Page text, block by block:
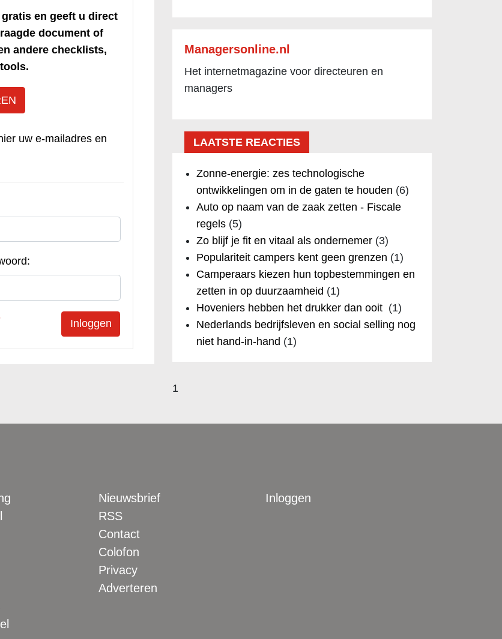
en geeft u direct
document of
andere checklists,
uw e-mailadres en
Managersonline.nl
Het internetmagazine voor directeuren en
managers
LAATSTE REACTIES
Zonne-energie: zes technologische
ontwikkelingen om in de gaten te houden (6)
Auto op naam van de zaak zetten - Fiscale
regels(5)
Zo blijf je fit en vitaal als ondernemer(3)
Populariteit campers kent geen grenzen (1)
Camperaars kiezen hun topbestemmingen en
zetten in op duurzaamheid (1)
Hoveniers hebben het drukker dan ooit (1)
Nederlands bedrijfsleven en social selling nog
niet hand-in-hand (1)
1
Nieuwsbrief
RSS
Contact
Colofon
Privacy
Adverteren
Inloggen